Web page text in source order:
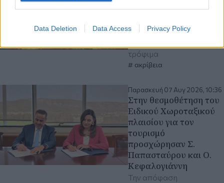
Data Deletion Data Access Privacy Policy
πληθωρισμός Ιουλίου
στέγαση, καύσιμα -
τρόφιμα
ακρίβεια
Παρασκευή 07 Αυγ 2026, 10:36
Στην θεσμοθέτηση του
Ειδικού Χωροταξικού
πλαισίου για τον
τουρισμό
προσχώρησαν Σ.
Παπασταύρου και Ο.
Κεφαλογιάννη
Την απόφαση